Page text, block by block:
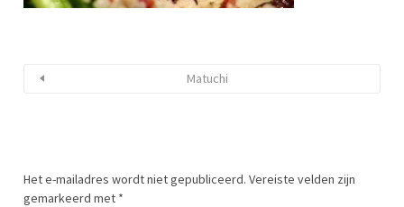
Matuchi
Het e-mailadres wordt niet gepubliceerd. Vereiste velden zijn
gemarkeerd met *